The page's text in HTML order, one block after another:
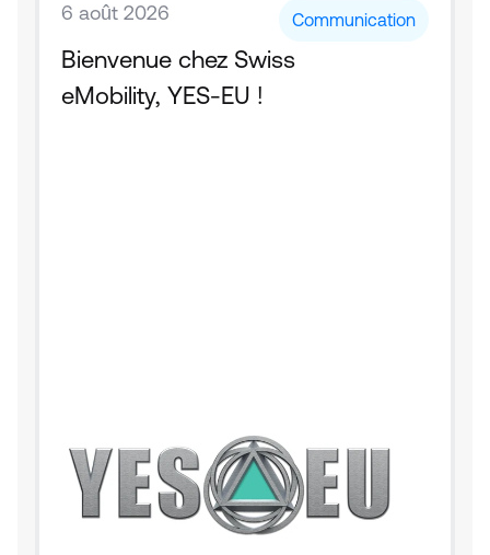
6 août 2026 Communication
Bienvenue chez Swiss
eMobility, YES-EU !